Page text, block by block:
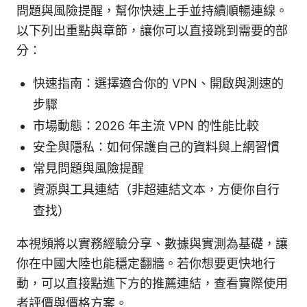
問題與風險提醒，幫你快速上手並持續順暢連線。
以下列出重點與章節，讓你可以直接跳到需要的部
分：
快速指南：選擇適合你的 VPN、開啟與測速的
步驟
市場動態：2026 年主流 VPN 的性能比較
安全與隱私：如何保護自己的資料與上網習慣
常見問題與風險提醒
資源與工具連結（非超連結文本，方便你自行
查找）
本視頻將以實務經驗分享、數據與實測為基礎，讓
你在中國大陸也能穩定翻牆。若你想要更快地行
動，可以直接點進下方的推薦連結，查看實際使用
者評價與價格方案。